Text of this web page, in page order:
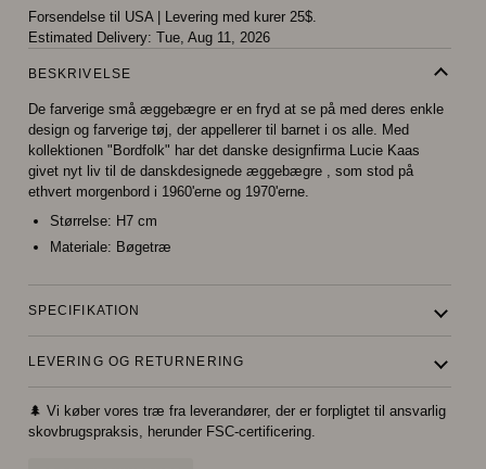
Forsendelse til USA
Levering med kurer 25$.
Estimated Delivery: Tue, Aug 11, 2026
BESKRIVELSE
De farverige små æggebægre er en fryd at se på med deres enkle
design og farverige tøj, der appellerer til barnet i os alle. Med
kollektionen "Bordfolk" har det danske designfirma Lucie Kaas
givet nyt liv til de danskdesignede æggebægre , som stod på
ethvert morgenbord i 1960'erne og 1970'erne.
Størrelse: H7 cm
Materiale: Bøgetræ
SPECIFIKATION
LEVERING OG RETURNERING
🌲 Vi køber vores træ fra leverandører, der er forpligtet til ansvarlig
skovbrugspraksis, herunder FSC-certificering.